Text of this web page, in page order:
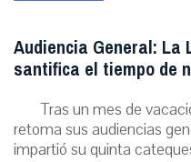
Audiencia General:
santifica el tiempo de
Tras un mes de
retoma sus audiencias
impartió su quinta